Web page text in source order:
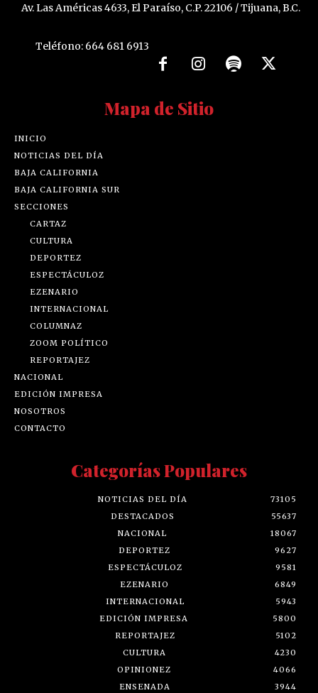
Av. Las Américas 4633, El Paraíso, C.P. 22106 / Tijuana, B.C.
Teléfono: 664 681 6913
Mapa de Sitio
INICIO
NOTICIAS DEL DÍA
BAJA CALIFORNIA
BAJA CALIFORNIA SUR
SECCIONES
CARTAZ
CULTURA
DEPORTEZ
ESPECTÁCULOZ
EZENARIO
INTERNACIONAL
COLUMNAZ
ZOOM POLÍTICO
REPORTAJEZ
NACIONAL
EDICIÓN IMPRESA
NOSOTROS
CONTACTO
Categorías Populares
NOTICIAS DEL DÍA
73105
DESTACADOS
55637
NACIONAL
18067
DEPORTEZ
9627
ESPECTÁCULOZ
9581
EZENARIO
6849
INTERNACIONAL
5943
EDICIÓN IMPRESA
5800
REPORTAJEZ
5102
CULTURA
4230
OPINIONEZ
4066
ENSENADA
3944